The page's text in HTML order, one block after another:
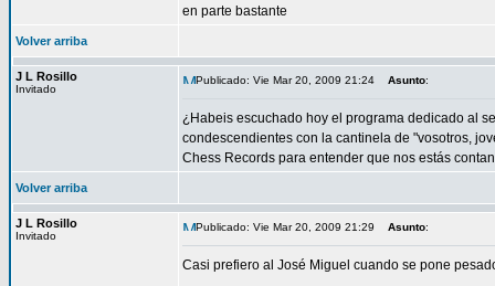
en parte bastante
Volver arriba
J L Rosillo
Invitado
Publicado: Vie Mar 20, 2009 21:24 Asunto:
¿Habeis escuchado hoy el programa dedicado al
condescendientes con la cantinela de "vosotros,
Chess Records para entender que nos estás
Volver arriba
J L Rosillo
Invitado
Publicado: Vie Mar 20, 2009 21:29 Asunto:
Casi prefiero al José Miguel cuando se pone